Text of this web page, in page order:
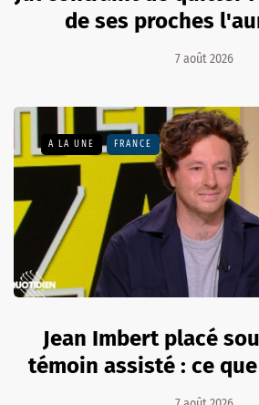
de ses proches
7 août 2026
A LA UNE FRANCE
Jean Imbert placé
témoin assisté : ce